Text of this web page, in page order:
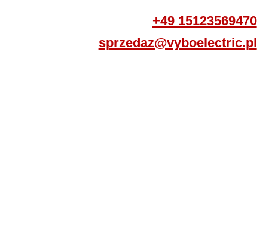
+49 15123569470
sprzedaz@vyboelectric.pl